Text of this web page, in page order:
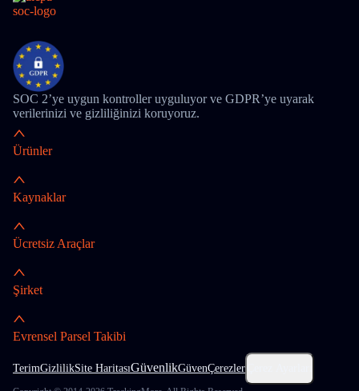
SOC 2’ye uygun kontroller uyguluyor ve GDPR’ye uyarak
verilerinizi ve gizliliğinizi koruyoruz.
Ürünler
Kaynaklar
Ücretsiz Araçlar
Şirket
Evrensel Parsel Takibi
TerimGizlilikSite HaritasıGüvenlikGüvenÇerezler